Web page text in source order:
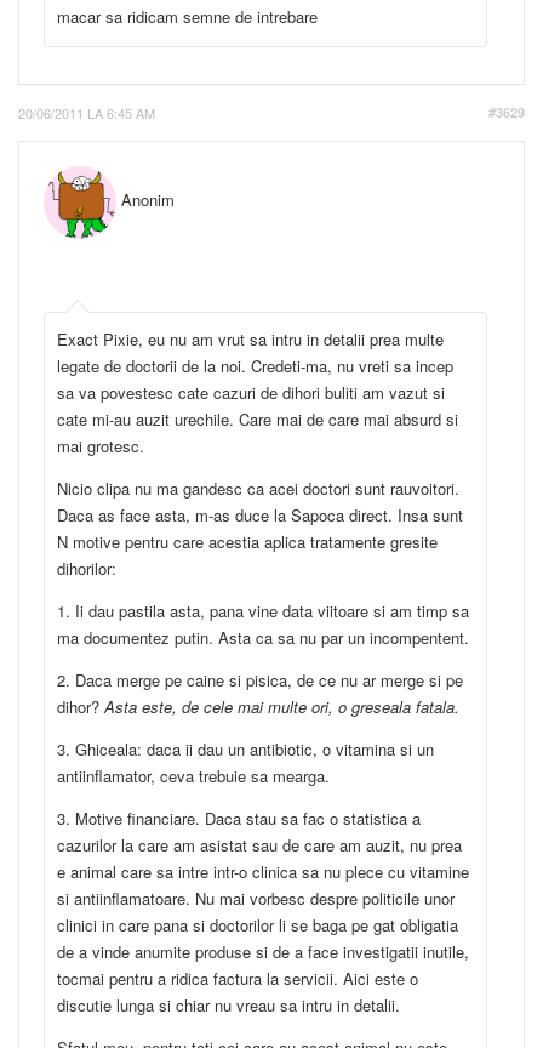
macar sa ridicam semne de intrebare
20/06/2011 LA 6:45 AM #3629
Anonim
Exact Pixie, eu nu am vrut sa intru in detalii prea multe
legate de doctorii de la noi. Credeti-ma, nu vreti sa incep
sa va povestesc cate cazuri de dihori buliti am vazut si
cate mi-au auzit urechile. Care mai de care mai absurd si
mai grotesc.
Nicio clipa nu ma gandesc ca acei doctori sunt rauvoitori.
Daca as face asta, m-as duce la Sapoca direct. Insa sunt
N motive pentru care acestia aplica tratamente gresite
dihorilor:
1. Ii dau pastila asta, pana vine data viitoare si am timp sa
ma documentez putin. Asta ca sa nu par un incompentent.
2. Daca merge pe caine si pisica, de ce nu ar merge si pe
dihor?Asta este, de cele mai multe ori, o greseala fatala.
3. Ghiceala: daca ii dau un antibiotic, o vitamina si un
antiinflamator, ceva trebuie sa mearga.
3. Motive financiare. Daca stau sa fac o statistica a
cazurilor la care am asistat sau de care am auzit, nu prea
e animal care sa intre intr-o clinica sa nu plece cu vitamine
si antiinflamatoare. Nu mai vorbesc despre politicile unor
clinici in care pana si doctorilor li se baga pe gat obligatia
de a vinde anumite produse si de a face investigatii inutile,
tocmai pentru a ridica factura la servicii. Aici este o
discutie lunga si chiar nu vreau sa intru in detalii.